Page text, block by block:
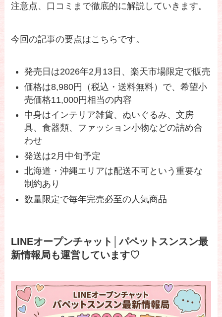
注意点、口コミまで徹底的に解説していきます。
今回の記事の要点はこちらです。
発売日は2026年2月13日、楽天市場限定で販売
価格は8,980円（税込・送料無料）で、希望小
売価格11,000円相当の内容
中身はインテリア雑貨、ぬいぐるみ、文房
具、食器類、ファッション小物などの詰め合
わせ
発送は2月中旬予定
北海道・沖縄エリアは配送不可という重要な
制約あり
数量限定で毎年完売必至の人気商品
LINEオープンチャット│パペットスンスン最
新情報局も運営しています♡